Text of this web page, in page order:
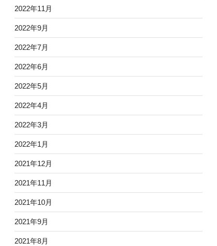
2022年11月
2022年9月
2022年7月
2022年6月
2022年5月
2022年4月
2022年3月
2022年1月
2021年12月
2021年11月
2021年10月
2021年9月
2021年8月